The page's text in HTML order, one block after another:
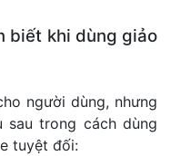
biết khi dùng giảo
người dùng, nhưng
sau trong cách dùng
tuyệt đối: